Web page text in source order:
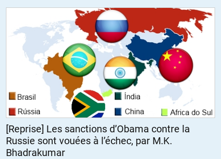
[Reprise] Les sanctions d’Obama contre la
Russie sont vouées à l’échec, par M.K.
Bhadrakumar